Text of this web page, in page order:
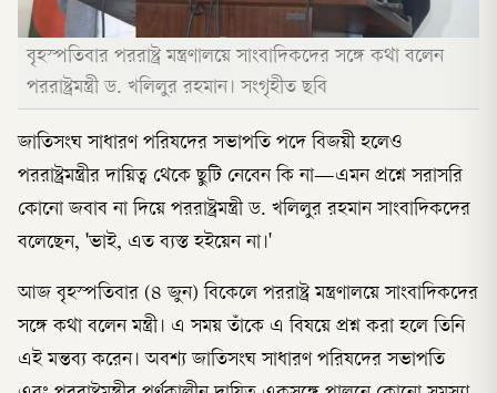
বৃহস্পতিবার পররাষ্ট্র মন্ত্রণালয়ে সাংবাদিকদের সঙ্গে কথা বলেন
পররাষ্ট্রমন্ত্রী ড. খলিলুর রহমান। সংগৃহীত ছবি
জাতিসংঘ সাধারণ পরিষদের সভাপতি পদে বিজয়ী হলেও
পররাষ্ট্রমন্ত্রীর দায়িত্ব থেকে ছুটি নেবেন কি না—এমন প্রশ্নে সরাসরি
কোনো জবাব না দিয়ে পররাষ্ট্রমন্ত্রী ড. খলিলুর রহমান সাংবাদিকদের
বলেছেন, 'ভাই, এত ব্যস্ত হইয়েন না।'
আজ বৃহস্পতিবার (৪ জুন) বিকেলে পররাষ্ট্র মন্ত্রণালয়ে সাংবাদিকদের
সঙ্গে কথা বলেন মন্ত্রী। এ সময় তাঁকে এ বিষয়ে প্রশ্ন করা হলে তিনি
এই মন্তব্য করেন। অবশ্য জাতিসংঘ সাধারণ পরিষদের সভাপতি